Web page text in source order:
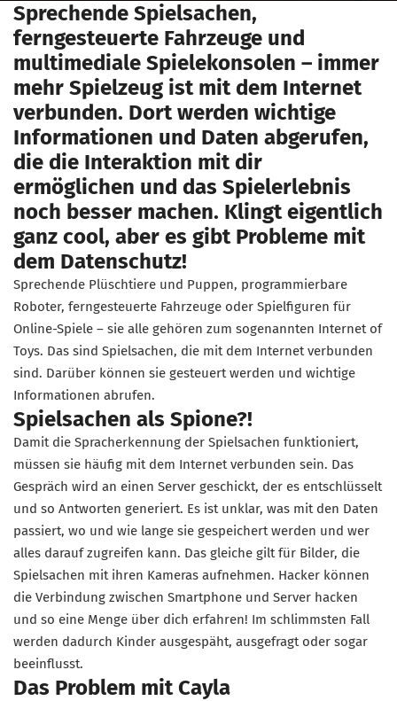
Sprechende Spielsachen,
ferngesteuerte Fahrzeuge und
multimediale Spielekonsolen – immer
mehr Spielzeug ist mit dem Internet
verbunden. Dort werden wichtige
Informationen und Daten abgerufen,
die die Interaktion mit dir
ermöglichen und das Spielerlebnis
noch besser machen. Klingt eigentlich
ganz cool, aber es gibt Probleme mit
dem Datenschutz!
Sprechende Plüschtiere und Puppen, programmierbare
Roboter, ferngesteuerte Fahrzeuge oder Spielfiguren für
Online-Spiele – sie alle gehören zum sogenannten Internet of
Toys. Das sind Spielsachen, die mit dem Internet verbunden
sind. Darüber können sie gesteuert werden und wichtige
Informationen abrufen.
Spielsachen als Spione?!
Damit die Spracherkennung der Spielsachen funktioniert,
müssen sie häufig mit dem Internet verbunden sein. Das
Gespräch wird an einen Server geschickt, der es entschlüsselt
und so Antworten generiert. Es ist unklar, was mit den Daten
passiert, wo und wie lange sie gespeichert werden und wer
alles darauf zugreifen kann. Das gleiche gilt für Bilder, die
Spielsachen mit ihren Kameras aufnehmen. Hacker können
die Verbindung zwischen Smartphone und Server hacken
und so eine Menge über dich erfahren! Im schlimmsten Fall
werden dadurch Kinder ausgespäht, ausgefragt oder sogar
beeinflusst.
Das Problem mit Cayla